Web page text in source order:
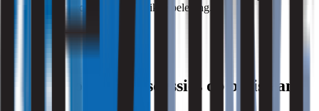
dan uitsluitend comfort of gebruikersbeleving.
Meten voorkomt discussies op basis van